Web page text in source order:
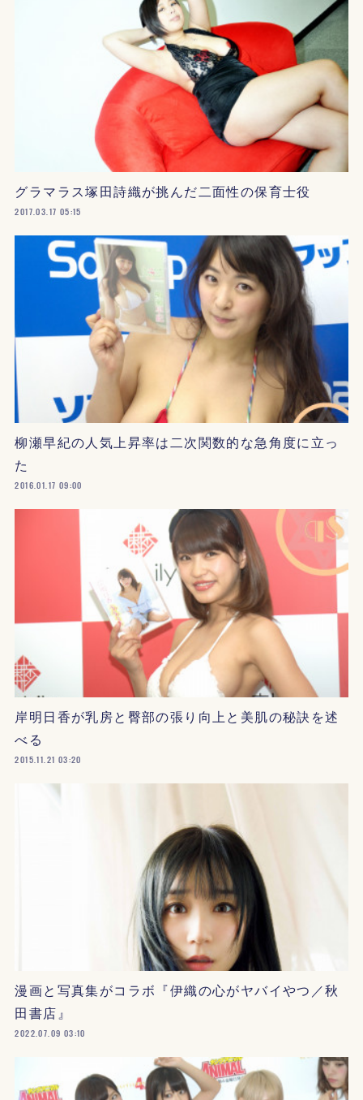
グラマラス塚田詩織が挑んだ二面性の保育士役
2017.03.17 05:15
柳瀬早紀の人気上昇率は二次関数的な急角度に立っ
た
2016.01.17 09:00
岸明日香が乳房と臀部の張り向上と美肌の秘訣を述
べる
2015.11.21 03:20
漫画と写真集がコラボ『伊織の心がヤバイやつ／秋
田書店』
2022.07.09 03:10